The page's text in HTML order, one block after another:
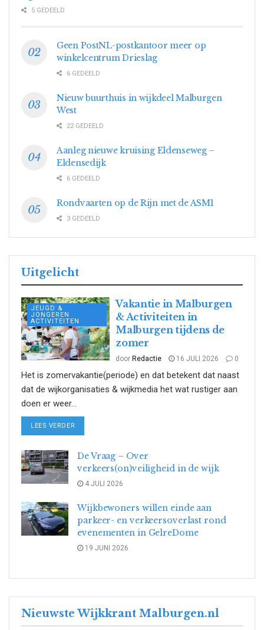
5 GEDEELD
Geen PostNL-postkantoor meer op
winkelcentrum Drieslag
6 GEDEELD
Nieuw buurthuis in wijkdeel Malburgen
West
22 GEDEELD
Aanleg nieuwe kruising Eldenseweg –
Eldensedijk
6 GEDEELD
Rondvaarten op de Rijn met de ASM1
3 GEDEELD
Uitgelicht
JEUGD &
JONGEREN
ACTIVITEITEN
Vakantie in Malburgen
& Activiteiten in
Malburgen tijdens de
zomer
door Redactie 16 JULI 2026 0
Het is zomervakantie(periode) en dat betekent dat naast
dat de wijkorganisaties & wijkmedia het wat rustiger aan
doen er weer...
LEES VERDER
De Vraag – Over
verkeers(on)veiligheid in de wijk
4 JULI 2026
Wijkbewoners willen einde aan
parkeer- en verkeersoverlast rond
evenementen in GelreDome
19 JUNI 2026
Nieuwste Wijkkrant Malburgen.nl